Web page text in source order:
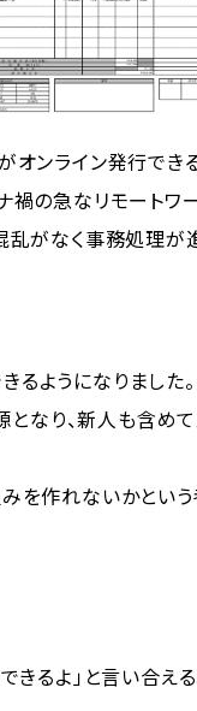
オンライン発行でき
禍の急なリモートワ
乱がなく事務処理が
ようになりました。
なり、新人も含め
を作れないかとい
るよ」と言い合え